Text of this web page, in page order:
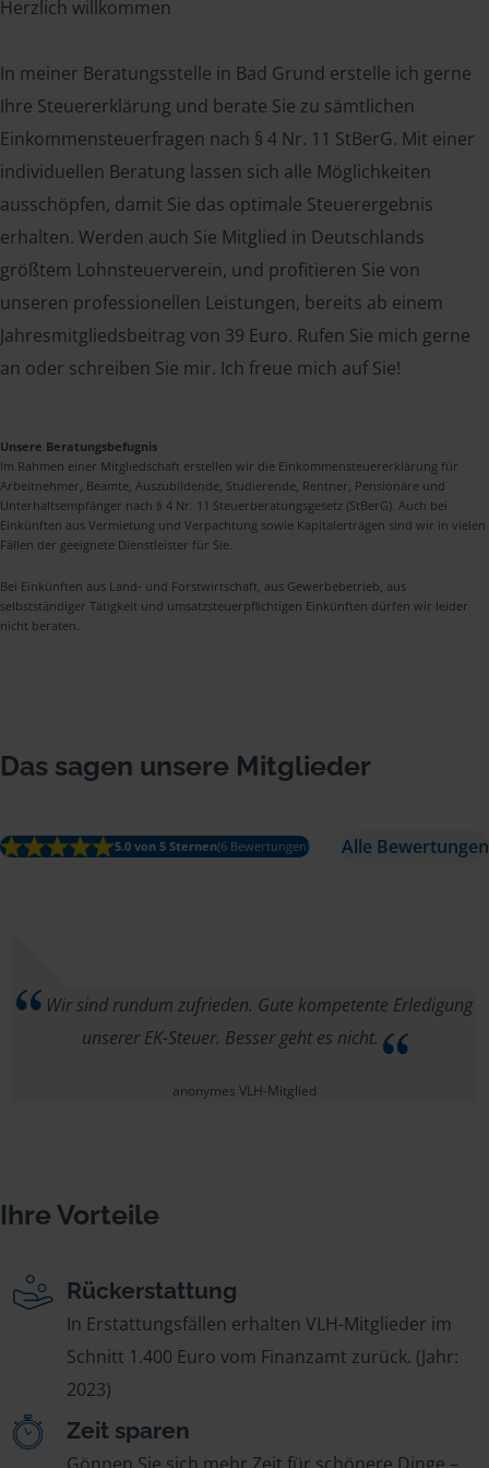
Herzlich willkommen
In meiner Beratungsstelle in Bad Grund erstelle ich gerne
Ihre Steuererklärung und berate Sie zu sämtlichen
Einkommensteuerfragen nach § 4 Nr. 11 StBerG. Mit einer
individuellen Beratung lassen sich alle Möglichkeiten
ausschöpfen, damit Sie das optimale Steuerergebnis
erhalten. Werden auch Sie Mitglied in Deutschlands
größtem Lohnsteuerverein, und profitieren Sie von
unseren professionellen Leistungen, bereits ab einem
Jahresmitgliedsbeitrag von 39 Euro. Rufen Sie mich gerne
an oder schreiben Sie mir. Ich freue mich auf Sie!
Unsere Beratungsbefugnis
Im Rahmen einer Mitgliedschaft erstellen wir die Einkommensteuererklärung für
Arbeitnehmer, Beamte, Auszubildende, Studierende, Rentner, Pensionäre und
Unterhaltsempfänger nach § 4 Nr. 11 Steuerberatungsgesetz (StBerG). Auch bei
Einkünften aus Vermietung und Verpachtung sowie Kapitalerträgen sind wir in vielen
Fällen der geeignete Dienstleister für Sie.
Bei Einkünften aus Land- und Forstwirtschaft, aus Gewerbebetrieb, aus
selbstständiger Tätigkeit und umsatzsteuerpflichtigen Einkünften dürfen wir leider
nicht beraten.
Das sagen unsere Mitglieder
5.0 von 5 Sternen(6 Bewertungen) Alle Bewertungen
Wir sind rundum zufrieden. Gute kompetente Erledigung
unserer EK-Steuer. Besser geht es nicht.
anonymes VLH-Mitglied
Ihre Vorteile
Rückerstattung
In Erstattungsfällen erhalten VLH-Mitglieder im
Schnitt 1.400 Euro vom Finanzamt zurück. (Jahr:
2023)
Zeit sparen
Gönnen Sie sich mehr Zeit für schönere Dinge –